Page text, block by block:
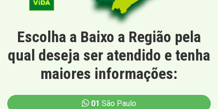
Escolha a Baixo a Região pela
qual deseja ser atendido e tenha
maiores informações:
01 São Paulo